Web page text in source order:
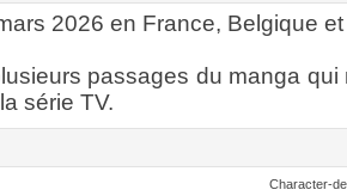
2026 en France, Belgique
passages du manga
série TV.
Character-